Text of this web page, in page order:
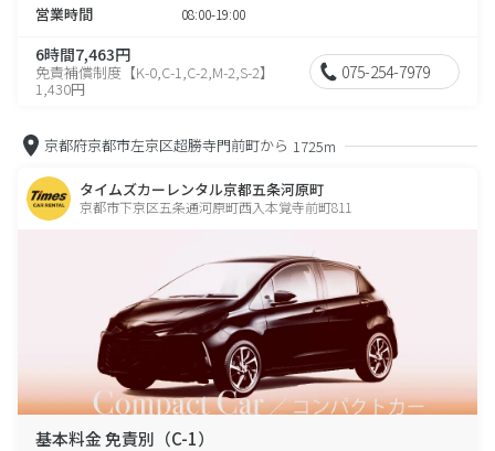
営業時間 08:00-19:00
6時間7,463円
免責補償制度【K-0,C-1,C-2,M-2,S-2】
1,430円
075-254-7979
京都府京都市左京区超勝寺門前町から 1725m
タイムズカーレンタル京都五条河原町
京都市下京区五条通河原町西入本覚寺前町811
基本料金 免責別（C-1）